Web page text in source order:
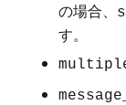
の場合、
す。